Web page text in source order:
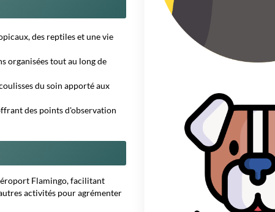
des reptiles et une vie
organisées tout au long de
du soin apporté aux
des points d'observation
Flamingo, facilitant
activités pour agrémenter